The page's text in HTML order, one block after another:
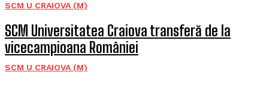
SCM U CRAIOVA (M)
SCM Universitatea Craiova transferă de la
vicecampioana României
SCM U CRAIOVA (M)